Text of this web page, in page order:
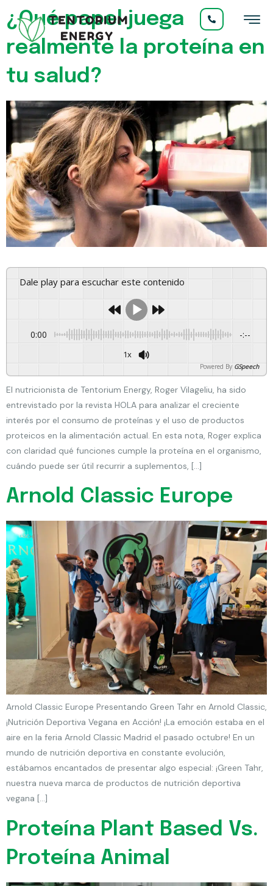
¿Qué papel juega
realmente la proteína en
tu salud?
Dale play para escuchar este contenido
0:00 -:--
1x
Powered By GSpeech
El nutricionista de Tentorium Energy, Roger Vilageliu, ha sido
entrevistado por la revista HOLA para analizar el creciente
interés por el consumo de proteínas y el uso de productos
proteicos en la alimentación actual. En esta nota, Roger explica
con claridad qué funciones cumple la proteína en el organismo,
cuándo puede ser útil recurrir a suplementos, […]
Arnold Classic Europe
Arnold Classic Europe Presentando Green Tahr en Arnold Classic,
¡Nutrición Deportiva Vegana en Acción! ¡La emoción estaba en el
aire en la feria Arnold Classic Madrid el pasado octubre! En un
mundo de nutrición deportiva en constante evolución,
estábamos encantados de presentar algo especial: ¡Green Tahr,
nuestra nueva marca de productos de nutrición deportiva
vegana […]
Proteína Plant Based Vs.
Proteína Animal